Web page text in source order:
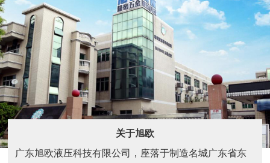
关于旭欧
广东旭欧液压科技有限公司，座落于制造名城广东省东